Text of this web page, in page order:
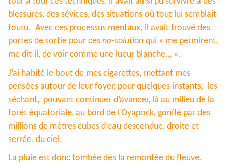
blessures, des sévices, des situations où tout lui semblait
foutu. Avec ces processus mentaux, il avait trouvé des
portes de sortie pour ces no-solution qui « me permirent,
me dit-il, de voir comme une lueur blanche… ».
J’ai habité le bout de mes cigarettes, mettant mes
pensées autour de leur foyer, pour quelques instants, les
séchant, pouvant continuer d’avancer, là au milieu de la
forêt équatoriale, au bord de l’Oyapock, gonflé par des
millions de mètres cubes d’eau descendue, droite et
serrée, du ciel.
La pluie est donc tombée dès la remontée du fleuve.